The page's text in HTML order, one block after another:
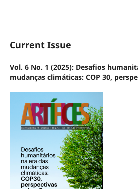
Current Issue
Vol. 6 No. 1 (2025): Desafios
mudanças climáticas: COP 30,